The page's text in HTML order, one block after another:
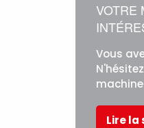
VOTRE
Vous
Lire la